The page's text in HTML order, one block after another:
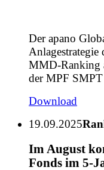
Der apano
MMD-Ranking
der MPF
Download
19.09.2025
Im August
Fonds im 5-